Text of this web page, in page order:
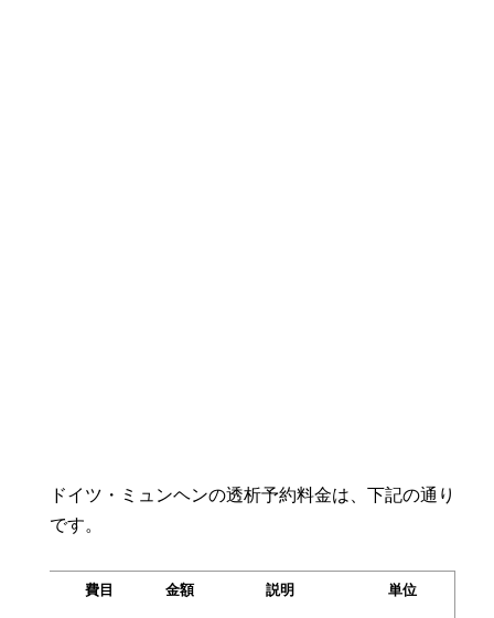
ドイツ・ミュンヘンの透析予約料金は、下記の通り
です。
費目 金額 説明 単位